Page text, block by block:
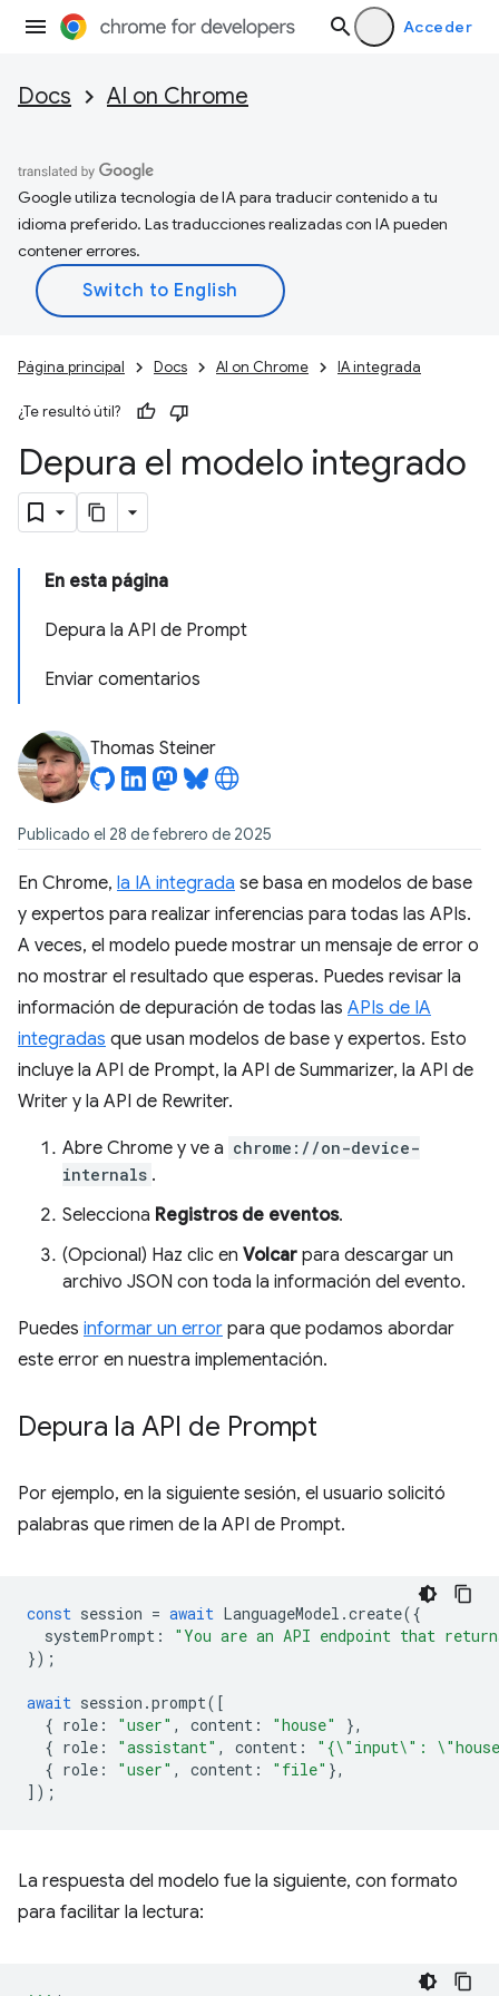
Acceder
Docs AI on Chrome
Google utiliza tecnología de IA para traducir contenido a tu
idioma preferido. Las traducciones realizadas con IA pueden
contener errores.
Página principal Docs AI on Chrome IA integrada
¿Te resultó útil?
Depura el modelo integrado
En esta página
Depura la API de Prompt
Enviar comentarios
Thomas Steiner
Publicado el 28 de febrero de 2025
En Chrome, la IA integrada se basa en modelos de base
y expertos para realizar inferencias para todas las APIs.
A veces, el modelo puede mostrar un mensaje de error o
no mostrar el resultado que esperas. Puedes revisar la
información de depuración de todas las APIs de IA
integradas que usan modelos de base y expertos. Esto
incluye la API de Prompt, la API de Summarizer, la API de
Writer y la API de Rewriter.
Abre Chrome y ve a chrome://on-device-
internals .
Selecciona Registros de eventos.
(Opcional) Haz clic en Volcar para descargar un
archivo JSON con toda la información del evento.
Puedes informar un error para que podamos abordar
este error en nuestra implementación.
Depura la API de Prompt
Por ejemplo, en la siguiente sesión, el usuario solicitó
palabras que rimen de la API de Prompt.
const session = await LanguageModel .create({
systemPrompt :
"You are an API endpoint that
});
await session .prompt([
{ role : "user" , content : "house"
},
{ role : "assistant" , content :
"{\"input\":
{ role : "user" , content : "file" },
]);
La respuesta del modelo fue la siguiente, con formato
para facilitar la lectura: